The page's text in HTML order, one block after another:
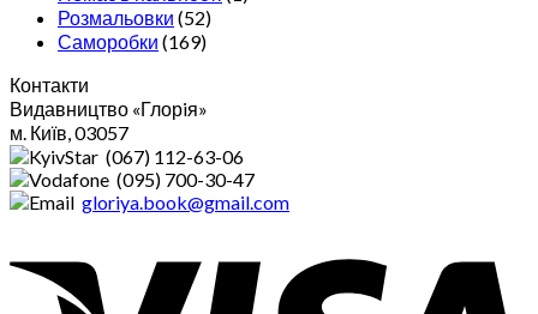
Розмальовки (52)
Саморобки (169)
Контакти
Видавництво «Глорiя»
м. Київ, 03057
(067) 112-63-06
(095) 700-30-47
gloriya.book@gmail.com